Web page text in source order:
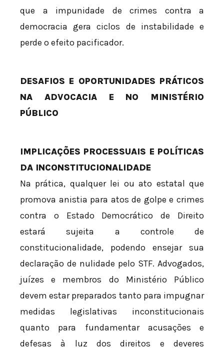
que a impunidade de crimes contra a
democracia gera ciclos de instabilidade e
perde o efeito pacificador.
DESAFIOS E OPORTUNIDADES PRÁTICOS
NA ADVOCACIA E NO MINISTÉRIO
PÚBLICO
IMPLICAÇÕES PROCESSUAIS E POLÍTICAS
DA INCONSTITUCIONALIDADE
Na prática, qualquer lei ou ato estatal que
promova anistia para atos de golpe e crimes
contra o Estado Democrático de Direito
estará sujeita a controle de
constitucionalidade, podendo ensejar sua
declaração de nulidade pelo STF. Advogados,
juízes e membros do Ministério Público
devem estar preparados tanto para impugnar
medidas legislativas inconstitucionais
quanto para fundamentar acusações e
defesas à luz dos direitos e deveres